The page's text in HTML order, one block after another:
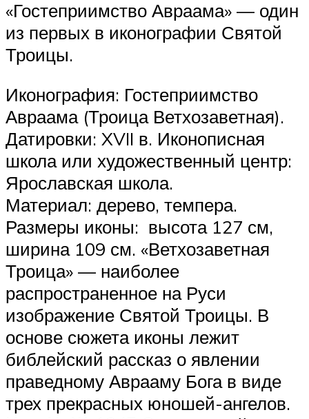
«Гостеприимство Авраама» — один
из первых в иконографии Святой
Троицы.
Иконография: Гостеприимство
Авраама (Троица Ветхозаветная).
Датировки: XVII в. Иконописная
школа или художественный центр:
Ярославская школа.
Материал: дерево, темпера.
Размеры иконы: высота 127 см,
ширина 109 см. «Ветхозаветная
Троица» — наиболее
распространенное на Руси
изображение Святой Троицы. В
основе сюжета иконы лежит
библейский рассказ о явлении
праведному Аврааму Бога в виде
трех прекрасных юношей-ангелов.